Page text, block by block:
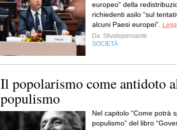
europeo” della
richiedenti asilo “sul
alcuni Paesi europei”.
Da Stivalepensante
SOCIETÀ
Il popolarismo come antidoto
populismo
Nel capitolo “Come potrà
populismo” del libro